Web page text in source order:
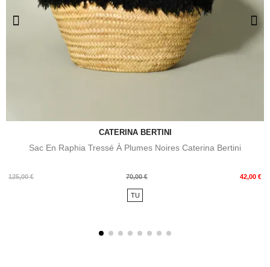
CATERINA BERTINI
Sac En Raphia Tressé À Plumes Noires Caterina Bertini
125,00 €
Prix
70,00 € 42,00 €
Prix
TU